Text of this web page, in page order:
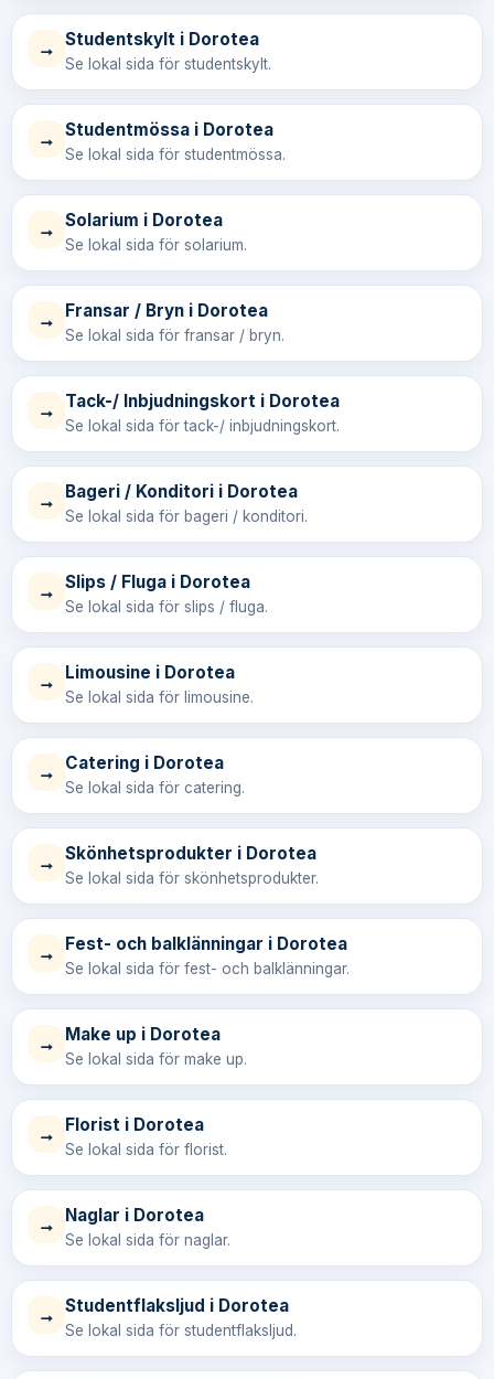
→ Studentskylt i Dorotea
Se lokal sida för studentskylt.
→ Studentmössa i Dorotea
Se lokal sida för studentmössa.
→ Solarium i Dorotea
Se lokal sida för solarium.
→ Fransar / Bryn i Dorotea
Se lokal sida för fransar / bryn.
→ Tack-/ Inbjudningskort i Dorotea
Se lokal sida för tack-/ inbjudningskort.
→ Bageri / Konditori i Dorotea
Se lokal sida för bageri / konditori.
→ Slips / Fluga i Dorotea
Se lokal sida för slips / fluga.
→ Limousine i Dorotea
Se lokal sida för limousine.
→ Catering i Dorotea
Se lokal sida för catering.
→ Skönhetsprodukter i Dorotea
Se lokal sida för skönhetsprodukter.
→ Fest- och balklänningar i Dorotea
Se lokal sida för fest- och balklänningar.
→ Make up i Dorotea
Se lokal sida för make up.
→ Florist i Dorotea
Se lokal sida för florist.
→ Naglar i Dorotea
Se lokal sida för naglar.
→ Studentflaksljud i Dorotea
Se lokal sida för studentflaksljud.